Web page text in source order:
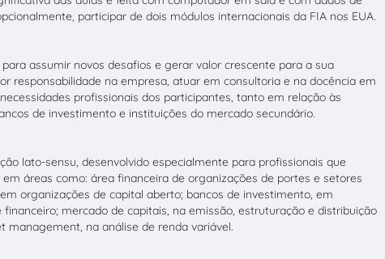
participar de dois módulos internacionais da FIA nos EUA.
assumir novos desafios e gerar valor crescente para a sua
responsabilidade na empresa, atuar em consultoria e na docência em
profissionais dos participantes, tanto em relação às
de investimento e instituições do mercado secundário.
lato-sensu, desenvolvido especialmente para profissionais que
áreas como: área financeira de organizações de portes e setores
organizações de capital aberto; bancos de investimento, em
mercado de capitais, na emissão, estruturação e distribuição
management, na análise de renda variável.